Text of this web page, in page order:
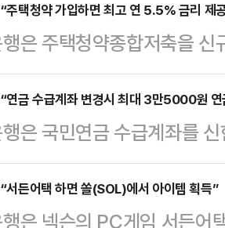
예금 10가지 중 1가지에 가
지 진행된다.신한은행은 이
싱글킹 아이스크림(2000명
에게 KT 로밍 에그 1일 무
및 구매금액에 따른 제휴
▲입출금이…
주택청약 가입하면 최고 연 5.5% 금리 제
은 주택청약종합저축을
연 5.5%를 제공하는 ‘신한
일 밝혔다.신한 마이홈 적
있는 1년제 자유적립식 상
기본금리 연 1.6%, 우대
고금리는 연 5.5%이다.이
연금 수급계좌 변경시 최대 3만5000원 연
은 국민연금 수급계좌를
‘국민연금 더드림 이벤트
트는 다음달 30일까지 진행
서든어택 하면 쏠(SOL)에서 아이템 획득”
은 넥슨의 PC게임 서든어